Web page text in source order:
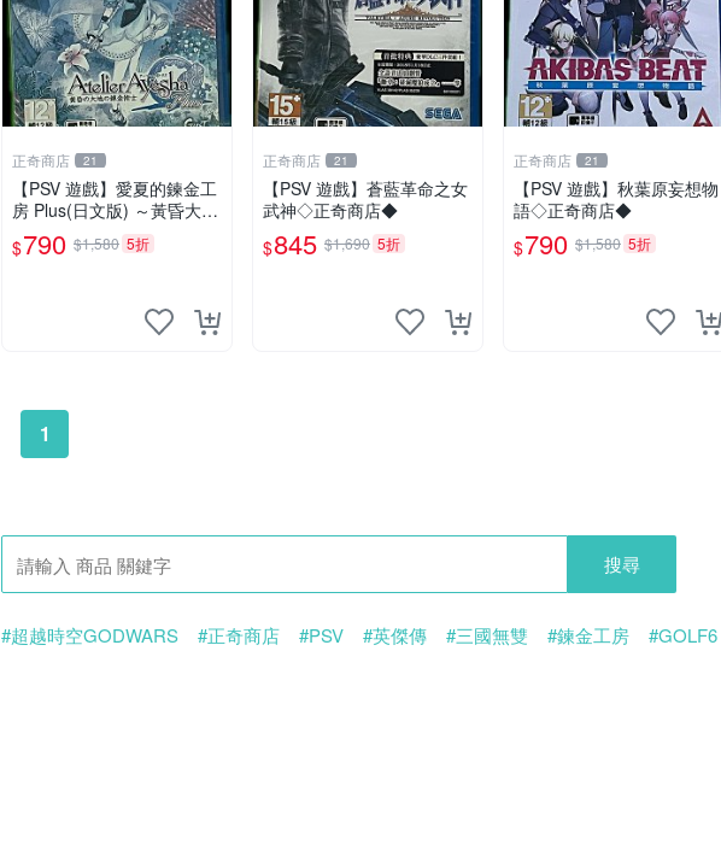
正奇商店 21
【PSV 遊戲】愛夏的鍊金工
房 Plus(日文版) ～黃昏大地
之鍊金術士～◇正奇商店◆
$790 $1,580 5折
正奇商店 21
【PSV 遊戲】蒼藍革命之女
武神◇正奇商店◆
$845 $1,690 5折
正奇商店 21
【PSV 遊戲】秋葉原妄想物
語◇正奇商店◆
$790 $1,580 5折
1
搜尋
#超越時空GODWARS #正奇商店 #PSV #英傑傳 #三國無雙 #鍊金工房 #GOLF6